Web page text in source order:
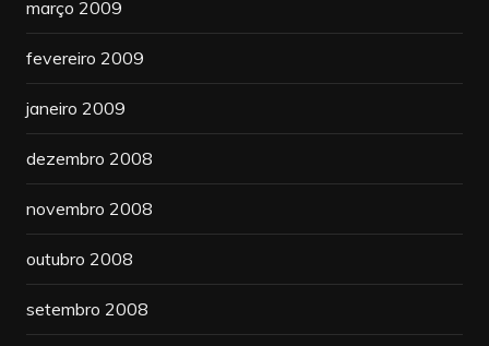
março 2009
fevereiro 2009
janeiro 2009
dezembro 2008
novembro 2008
outubro 2008
setembro 2008